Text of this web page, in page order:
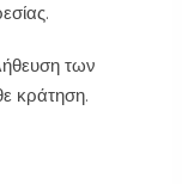
των
κράτηση.